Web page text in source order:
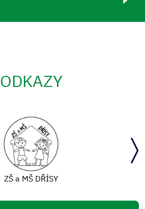
ODKAZY
ZŠ a MŠ DŘÍSY